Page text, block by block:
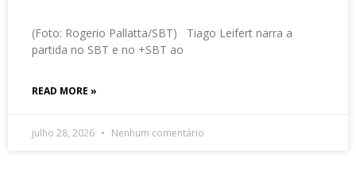
(Foto: Rogerio Pallatta/SBT) Tiago Leifert narra a
partida no SBT e no +SBT ao
READ MORE »
julho 28, 2026 Nenhum comentário